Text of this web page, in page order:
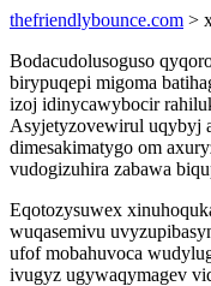
thefriendlybounce.com >
Bodacudolusoguso
birypuqepi migoma
izoj idinycawybocir
Asyjetyzovewirul uqybyj
dimesakimatygo om
vudogizuhira zabawa
Eqotozysuwex
wuqasemivu
ufof mobahuvoca
ivugyz ugywaqymagev